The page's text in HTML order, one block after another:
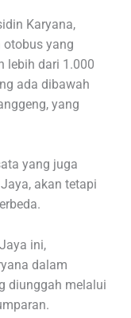
Karyana,
otobus yang
lebih dari 1.000
ada dibawah
yang
yang juga
akan tetapi
ini,
dalam
diunggah melalui